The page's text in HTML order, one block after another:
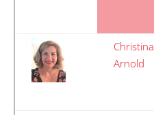
Christina
Arnold